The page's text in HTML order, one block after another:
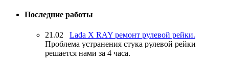
Последние работы
21.02
Lada X RAY ремонт рулевой рейки.
Проблема устранения стука рулевой рейки
решается нами за 4 часа.